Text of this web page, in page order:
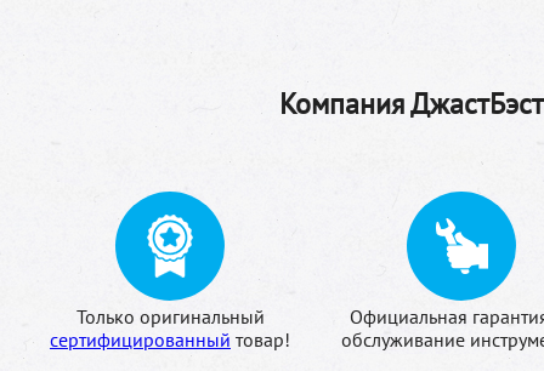
Компания
Только оригинальный
сертифицированный товар!
Официальная
обслуживание